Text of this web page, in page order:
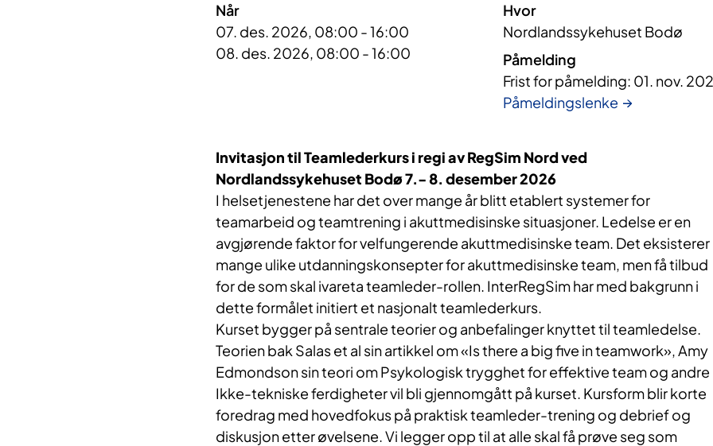
Når
07. des. 2026, 08:00 - 16:00
08. des. 2026, 08:00 - 16:00
Hvor
Nordlandssykehuset Bodø
Påmelding
Frist for påmelding: 01. nov.
Påmeldingslenke
Invitasjon til Teamlederkurs i regi av RegSim Nord ved
Nordlandssykehuset Bodø 7.- 8. desember 2026
I helsetjenestene har det over mange år blitt etablert systemer for
teamarbeid og teamtrening i akuttmedisinske situasjoner. Ledelse er en
avgjørende faktor for velfungerende akuttmedisinske team. Det eksisterer
mange ulike utdanningskonsepter for akuttmedisinske team, men få tilbud
for de som skal ivareta teamleder-rollen. InterRegSim har med bakgrunn i
dette formålet initiert et nasjonalt teamlederkurs.
Kurset bygger på sentrale teorier og anbefalinger knyttet til teamledelse.
Teorien bak Salas et al sin artikkel om «Is there a big five in teamwork», Amy
Edmondson sin teori om Psykologisk trygghet for effektive team og andre
Ikke-tekniske ferdigheter vil bli gjennomgått på kurset. Kursform blir korte
foredrag med hovedfokus på praktisk teamleder-trening og debrief og
diskusjon etter øvelsene. Vi legger opp til at alle skal få prøve seg som